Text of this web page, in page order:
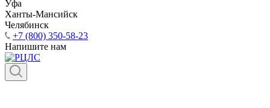
Уфа
Ханты-Мансийск
Челябинск
+7 (800) 350-58-23
Напишите нам